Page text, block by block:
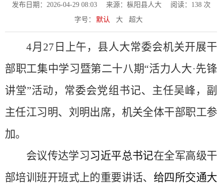
发布日期：2026-04-29 08:03 来源：枞阳县人大 阅读： 138次
字号：
默认 大 超大
4月27日上午，县人大常委会机关开展干
部职工集中学习暨第二十八期“活力人大·先锋
讲堂”活动，常委会党组书记、主任吴峰，副
主任江习明、刘明出席，机关全体干部职工参
加。
会议传达学习习近平总书记在全军高级干
部培训班开班式上的重要讲话、 给四所交通大